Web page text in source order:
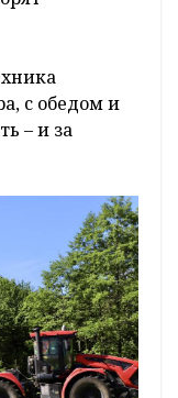
с обедом и
– и за